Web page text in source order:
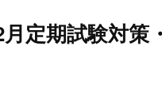
月定期試験対